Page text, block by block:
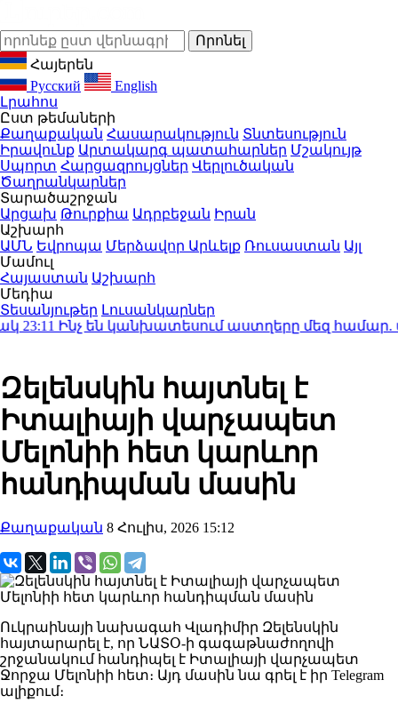
Հայերեն
Русский
English
Լրահոս
Ըստ թեմաների
Քաղաքական Հասարակություն Տնտեսություն
Իրավունք Արտակարգ պատահարներ Մշակույթ
Սպորտ Հարցազրույցներ Վերլուծական
Ծաղրանկարներ
Տարածաշրջան
Արցախ Թուրքիա Ադրբեջան Իրան
Աշխարհ
ԱՄՆ Եվրոպա Մերձավոր Արևելք Ռուսաստան Այլ
Մամուլ
Հայաստան Աշխարհ
Մեդիա
Տեսանյութեր Լուսանկարներ
Ինչ են կանխատեսում աստղերը մեզ համար.
Զելենսկին հայտնել է
Իտալիայի վարչապետ
Մելոնիի հետ կարևոր
հանդիպման մասին
Քաղաքական 8 Հուլիս, 2026 15:12
Ուկրաինայի նախագահ Վլադիմիր Զելենսկին
հայտարարել է, որ ՆԱՏՕ-ի գագաթնաժողովի
շրջանակում հանդիպել է Իտալիայի վարչապետ
Ջորջա Մելոնիի հետ։ Այդ մասին նա գրել է իր Telegram
ալիքում։